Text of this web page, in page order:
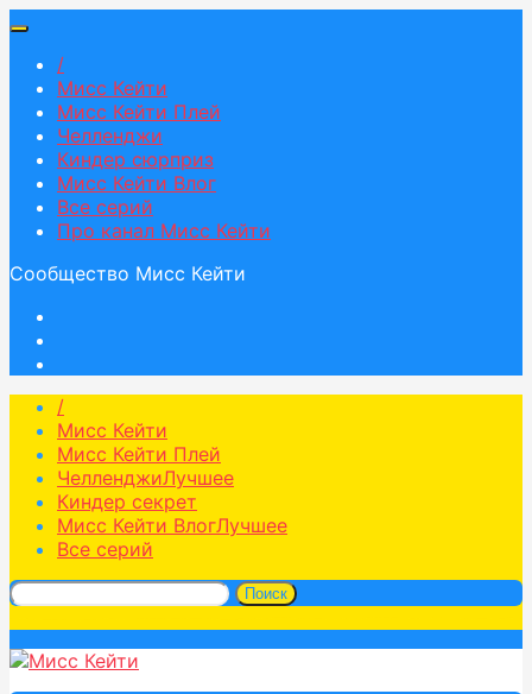
/
Мисс Кейти
Мисс Кейти Плей
Челленджи
Киндер сюрприз
Мисс Кейти Влог
Все серий
Про канал Мисс Кейти
Сообщество Мисс Кейти
/
Мисс Кейти
Мисс Кейти Плей
ЧелленджиЛучшее
Киндер секрет
Мисс Кейти ВлогЛучшее
Все серий
Поиск